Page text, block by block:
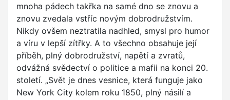
mnoha pádech takřka na samé dno se znovu a
znovu zvedala vstříc novým dobrodružstvím.
Nikdy ovšem neztratila nadhled, smysl pro humor
a víru v lepší zítřky. A to všechno obsahuje její
příběh, plný dobrodružství, napětí a zvratů,
odvážná svědectví o politice a mafii na konci 20.
století. „Svět je dnes vesnice, která funguje jako
New York City kolem roku 1850, plný násilí a